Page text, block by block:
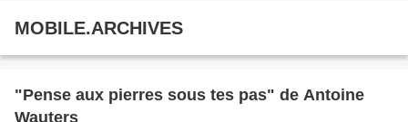
MOBILE.ARCHIVES
"Pense aux pierres sous tes pas" de Antoine
Wauters